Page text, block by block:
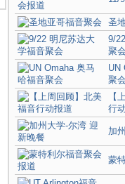
圣
9/
聚会
UN
聚会
【
行
加
蒙